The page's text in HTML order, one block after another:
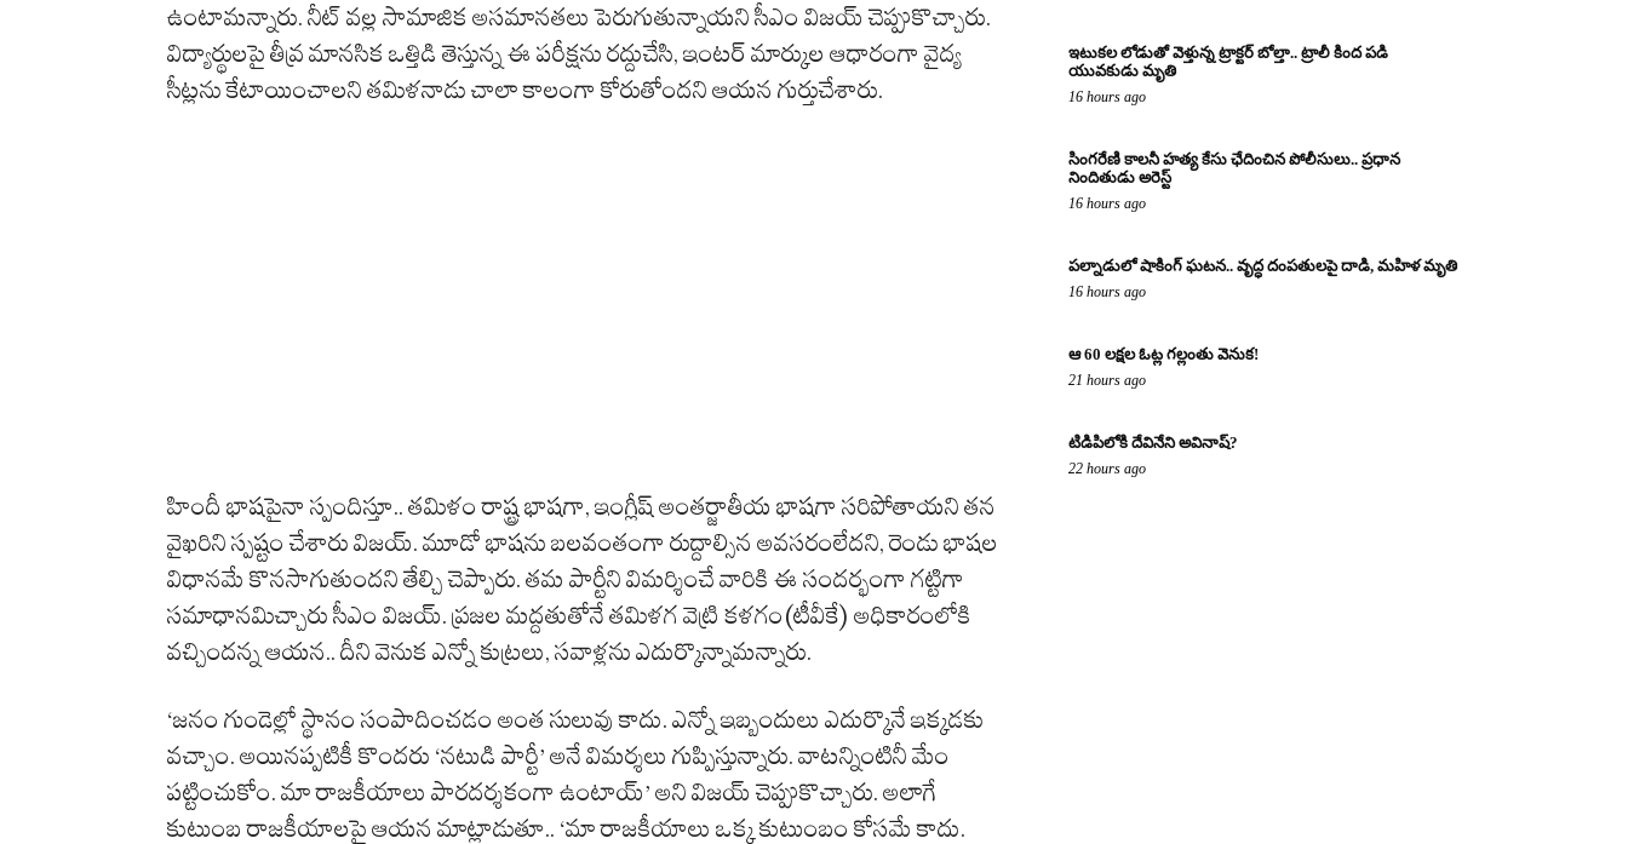
ఉంటామన్నారు. నీట్ వల్ల సామాజిక అసమానతలు పెరుగుతున్నాయని సీఎం విజయ్ చెప్పుకొచ్చారు.
విద్యార్థులపై తీవ్ర మానసిక ఒత్తిడి తెస్తున్న ఈ పరీక్షను రద్దుచేసి, ఇంటర్‌ మార్కుల ఆధారంగా వైద్య
సీట్లను కేటాయించాలని తమిళనాడు చాలా కాలంగా కోరుతోందని ఆయన గుర్తుచేశారు.
హిందీ భాషపైనా స్పందిస్తూ.. తమిళం రాష్ట్ర భాషగా, ఇంగ్లీష్‌ అంతర్జాతీయ భాషగా సరిపోతాయని తన
వైఖరిని స్పష్టం చేశారు విజయ్. మూడో భాషను బలవంతంగా రుద్దాల్సిన అవసరంలేదని, రెండు భాషల
విధానమే కొనసాగుతుందని తేల్చి చెప్పారు. తమ పార్టీని విమర్శించే వారికి ఈ సందర్భంగా గట్టిగా
సమాధానమిచ్చారు సీఎం విజయ్. ప్రజల మద్దతుతోనే తమిళగ వెట్రి కళగం(టీవీకే) అధికారంలోకి
వచ్చిందన్న ఆయన.. దీని వెనుక ఎన్నో కుట్రలు, సవాళ్లను ఎదుర్కొన్నామన్నారు.
‘జనం గుండెల్లో స్థానం సంపాదించడం అంత సులువు కాదు. ఎన్నో ఇబ్బందులు ఎదుర్కొనే ఇక్కడకు
వచ్చాం. అయినప్పటికీ కొందరు ‘నటుడి పార్టీ’ అనే విమర్శలు గుప్పిస్తున్నారు. వాటన్నింటినీ మేం
పట్టించుకోం. మా రాజకీయాలు పారదర్శకంగా ఉంటాయ్’ అని విజయ్ చెప్పుకొచ్చారు. అలాగే
కుటుంబ రాజకీయాలపై ఆయన మాట్లాడుతూ.. ‘మా రాజకీయాలు ఒక్క కుటుంబం కోసమే కాదు.
ఇటుకల లోడుతో వెళ్తున్న ట్రాక్టర్ బోల్తా.. ట్రాలీ కింద పడి
యువకుడు మృతి
16 hours ago
సింగరేణి కాలనీ హత్య కేసు ఛేదించిన పోలీసులు.. ప్రధాన
నిందితుడు అరెస్ట్
16 hours ago
పల్నాడులో షాకింగ్ ఘటన.. వృద్ధ దంపతులపై దాడి, మహిళ మృతి
16 hours ago
ఆ 60 లక్షల ఓట్ల గల్లంతు వెనుక!
21 hours ago
టిడిపిలోకి దేవినేని అవినాష్?
22 hours ago